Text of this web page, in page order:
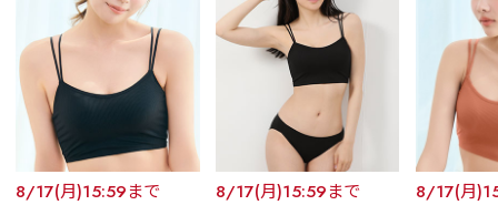
8/17(月)15:59まで 8/17(月)15:59まで 8/17(月